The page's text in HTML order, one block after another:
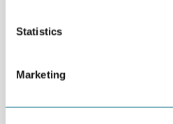
Statistics
Marketing
11:45-12:00 Registrering av deltakere